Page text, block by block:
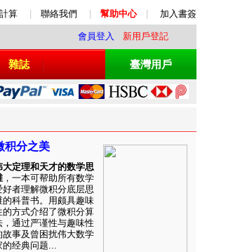
算 聯絡我們 幫助中心 加入書簽
會員登入 新用戶登記
雜誌 臺灣用戶
积分之美
大定理和天才的数学思
，一本可帮助所有数学
好者理解微积分底层思
的科普书。用颇具趣味
的方式介绍了微积分算
，通过严谨性与趣味性
故事及曾困扰伟大数学
的经典问题...